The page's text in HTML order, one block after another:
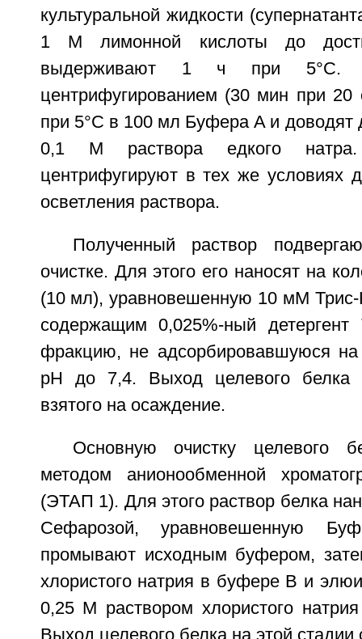
культуральной жидкости
1 M лимонной кислоты до
выдерживают 1 ч при 5°С.
центрифугированием (30 мин при 20
при 5°С в 100 мл Буфера A и
0,1 M раствора едкого
центрифугируют в тех же условиях
осветления раствора.
Полученный раствор
очистке. Для этого его наносят на
(10 мл), уравновешенную 10 мМ
содержащим 0,025%-ный
фракцию, не адсорбировавшуюся на
pH до 7,4. Выход целевого белка
взятого на осаждение.
Основную очистку целевого
методом анионообменной
(ЭТАП 1). Для этого раствор белка
Сефарозой, уравновешенную
промывают исходным буфером,
хлористого натрия в буфере В и
0,25 M раствором хлористого
Выход целевого белка на этой стадии